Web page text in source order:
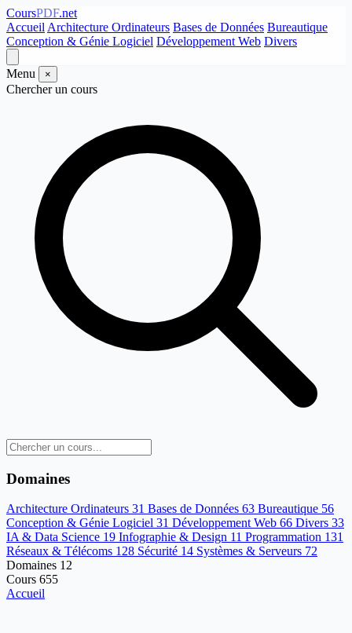
CoursPDF.net
Accueil Architecture Ordinateurs Bases de Données Bureautique
Conception & Génie Logiciel Développement Web Divers
Menu ×
Chercher un cours
Domaines
Architecture Ordinateurs 31 Bases de Données 63 Bureautique 56
Conception & Génie Logiciel 31 Développement Web 66 Divers 33
IA & Data Science 19 Infographie & Design 11 Programmation 131
Réseaux & Télécoms 128 Sécurité 14 Systèmes & Serveurs 72
Domaines 12
Cours 655
Accueil